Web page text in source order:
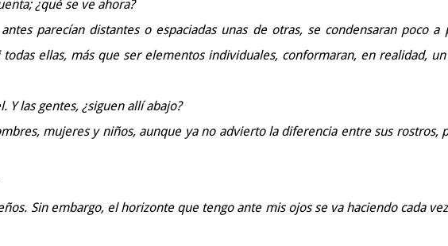
¿qué se ve ahora?
parecían distantes o espaciadas unas de otras, se condensaran poco a
ellas, más que ser elementos individuales, conformaran, en realidad,
Y las gentes, ¿siguen allí abajo?
mujeres y niños, aunque ya no advierto la diferencia entre sus rostros,
Sin embargo, el horizonte que tengo ante mis ojos se va haciendo cada